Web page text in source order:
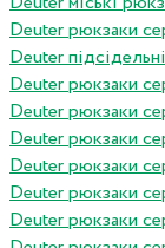
Deuter рюкзаки
Deuter
Deuter рюкзаки
Deuter рюкзаки
Deuter рюкзаки
Deuter рюкзаки
Deuter рюкзаки
Deuter рюкзаки